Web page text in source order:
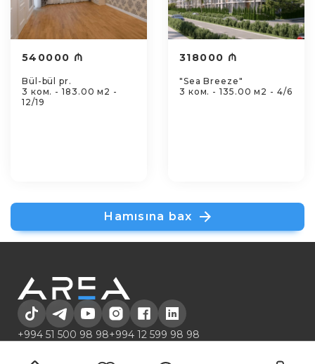
540000 ₼
Bül-bül pr.
3 ком. - 183.00 м2 -
12/19
318000 ₼
"Sea Breeze"
3 ком. - 135.00 м2 - 4/6
Hamısına bax
+994 51 500 98 98+994 12 599 98 98